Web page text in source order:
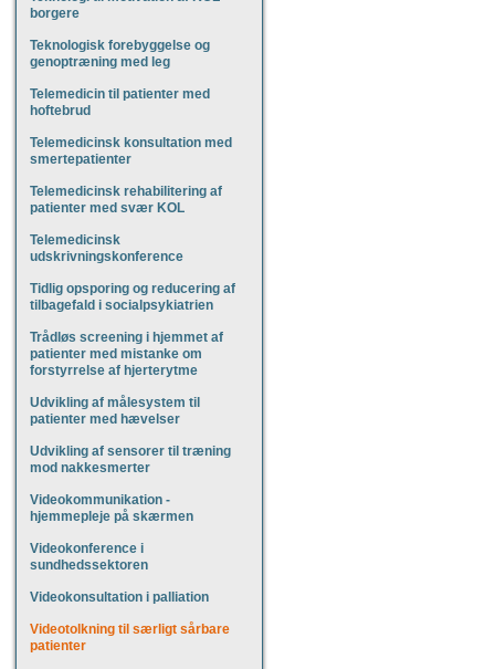
borgere
Teknologisk forebyggelse og
genoptræning med leg
Telemedicin til patienter med
hoftebrud
Telemedicinsk konsultation med
smertepatienter
Telemedicinsk rehabilitering af
patienter med svær KOL
Telemedicinsk
udskrivningskonference
Tidlig opsporing og reducering af
tilbagefald i socialpsykiatrien
Trådløs screening i hjemmet af
patienter med mistanke om
forstyrrelse af hjerterytme
Udvikling af målesystem til
patienter med hævelser
Udvikling af sensorer til træning
mod nakkesmerter
Videokommunikation -
hjemmepleje på skærmen
Videokonference i
sundhedssektoren
Videokonsultation i palliation
Videotolkning til særligt sårbare
patienter